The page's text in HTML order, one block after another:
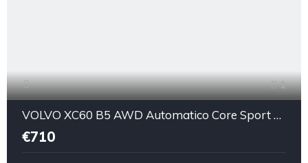
1
VOLVO XC60 B5 AWD Automatico Core Sport Utility Vehicle 5-Door (Euro 6D)
€710